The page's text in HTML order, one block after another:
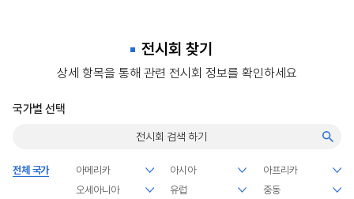
전시회 찾기
상세 항목을 통해 관련 전시회 정보를 확인하세요
국가별 선택
전체 국가